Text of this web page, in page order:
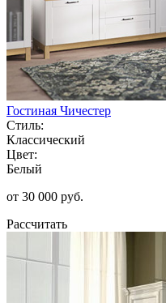
Гостиная Чичестер
Стиль:
Классический
Цвет:
Белый
от 30 000 руб.
Рассчитать